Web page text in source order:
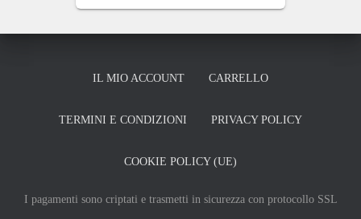
IL MIO ACCOUNT CARRELLO
TERMINI E CONDIZIONI PRIVACY POLICY
COOKIE POLICY (UE)
I pagamenti sono criptati e trasmetti in sicurezza con protocollo SSL